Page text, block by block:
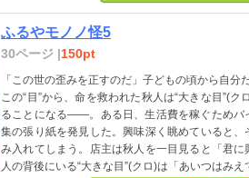
ふるやモノノ怪5
30ページ |150pt
「この世の歪みを正すのだ」子どもの頃から自
この“目”から、命を救われた秋人は“大きな目”(
ることになる――。ある日、生活費を稼ぐためバ
集の張り紙を発見した。興味深く眺めていると
み入れてしまう。店主は秋人を一目見ると「君
人の背後にいる“大きな目”(クロ)は「あいつはみ